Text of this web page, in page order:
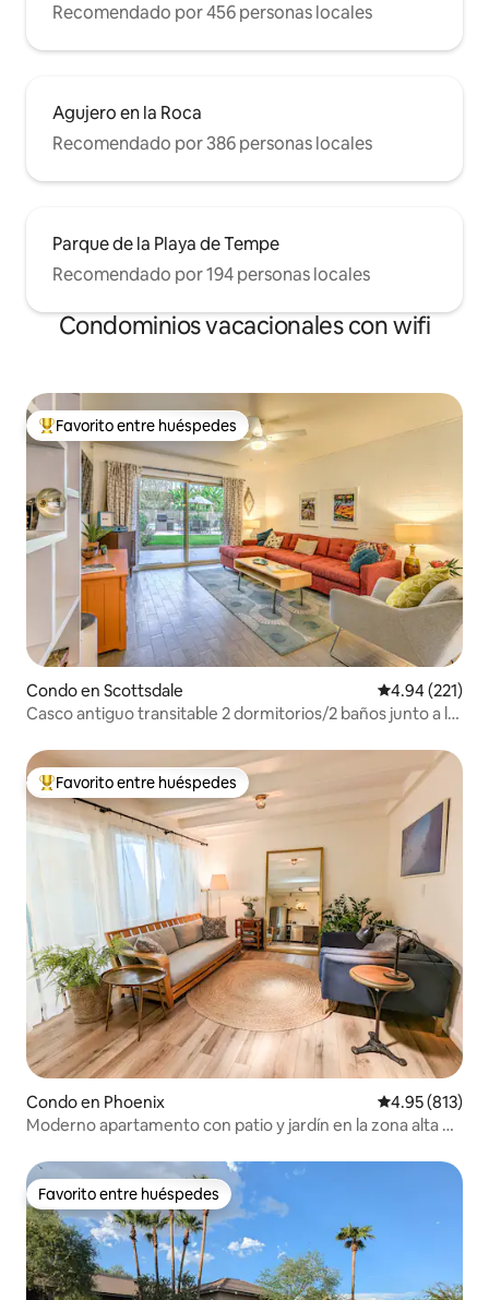
Recomendado por 456 personas locales
Agujero en la Roca
Recomendado por 386 personas locales
Parque de la Playa de Tempe
Recomendado por 194 personas locales
Condominios vacacionales con wifi
Favorito entre huéspedes preferido
Favorito entre huéspedes
Condo en Scottsdale Calificación
4.94 (221)
Casco antiguo transitable 2 dormitorios/2 baños junto a la
Favorito entre huéspedes preferido
Favorito entre huéspedes
Condo en Phoenix Calificación
4.95 (813)
Moderno apartamento con patio y jardín en la zona alta de
Favorito entre huéspedes
Favorito entre huéspedes